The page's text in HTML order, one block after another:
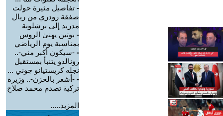
- تفاصيل مثيرة حولت
صفقة رودري من ريال
مدريد إلى برشلونة
- بوتين يهنئ الروس
بمناسبة يوم الرياضي
- -سيكون أكبر مني-..
رونالدو يتنبأ بمستقبل
نجله كريستيانو جوني ...
- -أشعر بالحزن-.. وزيرة
تركية تصدم محمد صلاح
المزيد.....